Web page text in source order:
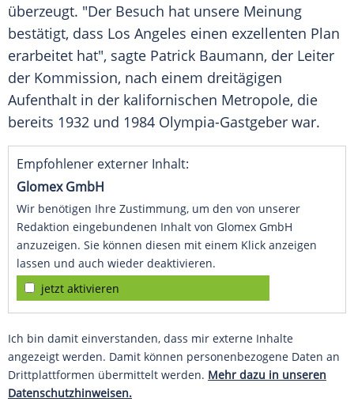
überzeugt. "Der Besuch hat unsere Meinung
bestätigt, dass Los Angeles einen exzellenten Plan
erarbeitet hat", sagte Patrick Baumann, der Leiter
der Kommission, nach einem dreitägigen
Aufenthalt in der kalifornischen Metropole, die
bereits 1932 und 1984 Olympia-Gastgeber war.
Empfohlener externer Inhalt:
Glomex GmbH
Wir benötigen Ihre Zustimmung, um den von unserer
Redaktion eingebundenen Inhalt von Glomex GmbH
anzuzeigen. Sie können diesen mit einem Klick anzeigen
lassen und auch wieder deaktivieren.
jetzt aktivieren
Ich bin damit einverstanden, dass mir externe Inhalte
angezeigt werden. Damit können personenbezogene Daten an
Drittplattformen übermittelt werden. Mehr dazu in unseren
Datenschutzhinweisen.